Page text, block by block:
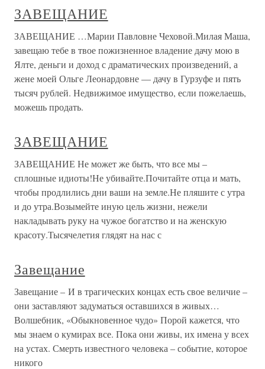
ЗАВЕЩАНИЕ
ЗАВЕЩАНИЕ …Марии Павловне Чеховой.Милая Маша,
завещаю тебе в твое пожизненное владение дачу мою в
Ялте, деньги и доход с драматических произведений, а
жене моей Ольге Леонардовне — дачу в Гурзуфе и пять
тысяч рублей. Недвижимое имущество, если пожелаешь,
можешь продать.
ЗАВЕЩАНИЕ
ЗАВЕЩАНИЕ Не может же быть, что все мы –
сплошные идиоты!Не убивайте.Почитайте отца и мать,
чтобы продлились дни ваши на земле.Не пляшите с утра
и до утра.Возымейте иную цель жизни, нежели
накладывать руку на чужое богатство и на женскую
красоту.Тысячелетия глядят на нас с
Завещание
Завещание – И в трагических концах есть свое величие –
они заставляют задуматься оставшихся в живых…
Волшебник, «Обыкновенное чудо» Порой кажется, что
мы знаем о кумирах все. Пока они живы, их имена у всех
на устах. Смерть известного человека – событие, которое
никого